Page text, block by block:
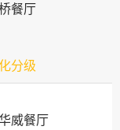
餐厅
分级
威餐厅